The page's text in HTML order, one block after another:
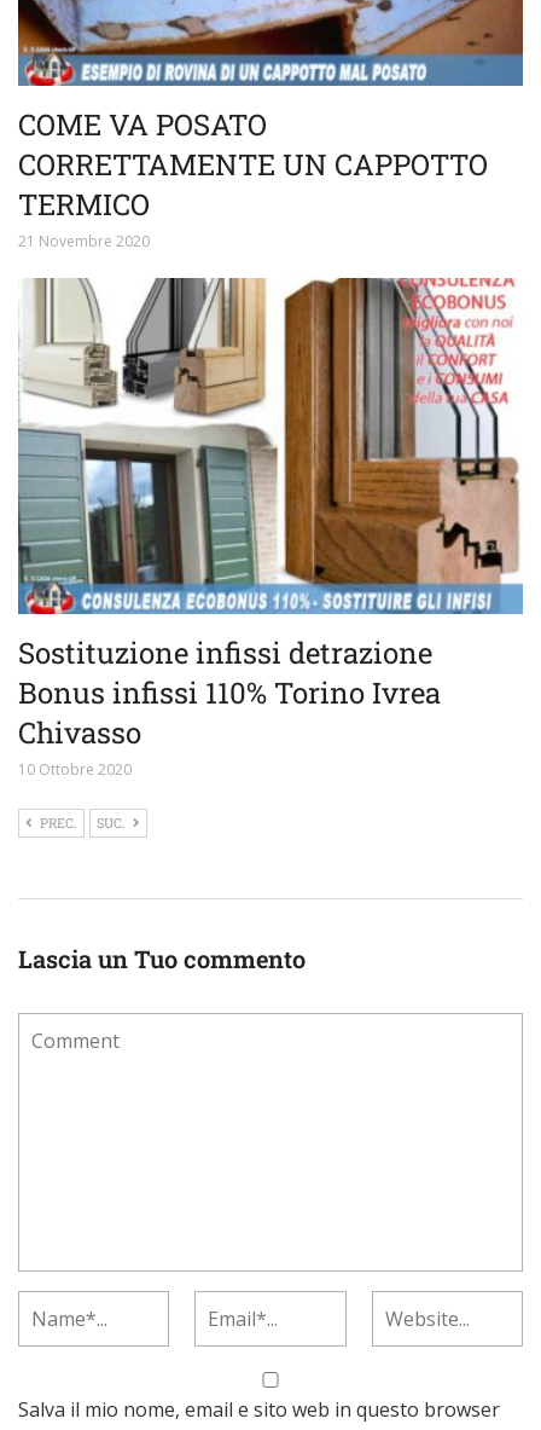
COME VA POSATO
CORRETTAMENTE UN CAPPOTTO
TERMICO
21 Novembre 2020
Sostituzione infissi detrazione
Bonus infissi 110% Torino Ivrea
Chivasso
10 Ottobre 2020
PREC. SUC.
Lascia un Tuo commento
Salva il mio nome, email e sito web in questo browser